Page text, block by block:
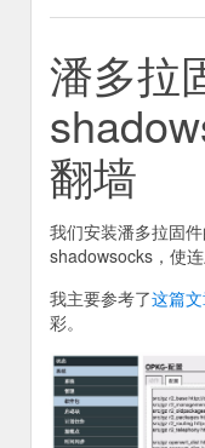
潘多拉
翻墙
我们安装潘多拉固
shadowsocks，使
我主要参考了这篇
彩。